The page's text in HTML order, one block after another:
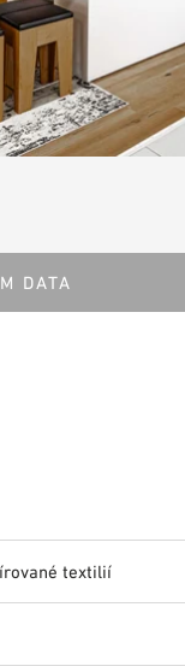
DATA
textilií